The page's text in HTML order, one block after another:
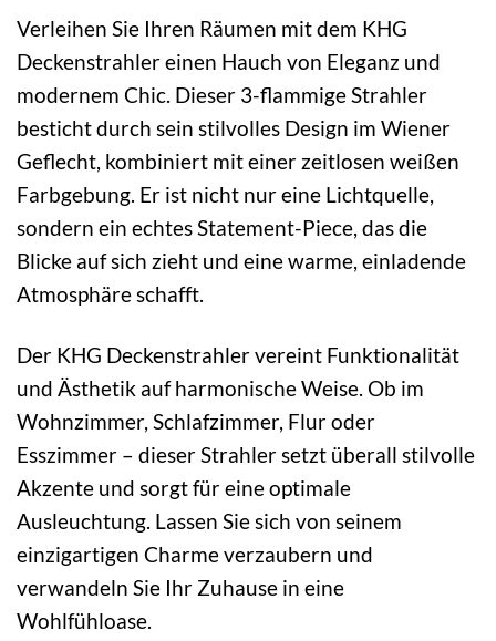
Verleihen Sie Ihren Räumen mit dem KHG
Deckenstrahler einen Hauch von Eleganz und
modernem Chic. Dieser 3-flammige Strahler
besticht durch sein stilvolles Design im Wiener
Geflecht, kombiniert mit einer zeitlosen weißen
Farbgebung. Er ist nicht nur eine Lichtquelle,
sondern ein echtes Statement-Piece, das die
Blicke auf sich zieht und eine warme, einladende
Atmosphäre schafft.
Der KHG Deckenstrahler vereint Funktionalität
und Ästhetik auf harmonische Weise. Ob im
Wohnzimmer, Schlafzimmer, Flur oder
Esszimmer – dieser Strahler setzt überall stilvolle
Akzente und sorgt für eine optimale
Ausleuchtung. Lassen Sie sich von seinem
einzigartigen Charme verzaubern und
verwandeln Sie Ihr Zuhause in eine
Wohlfühloase.